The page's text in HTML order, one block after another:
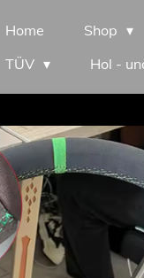
Home Shop
TÜV
Hol -